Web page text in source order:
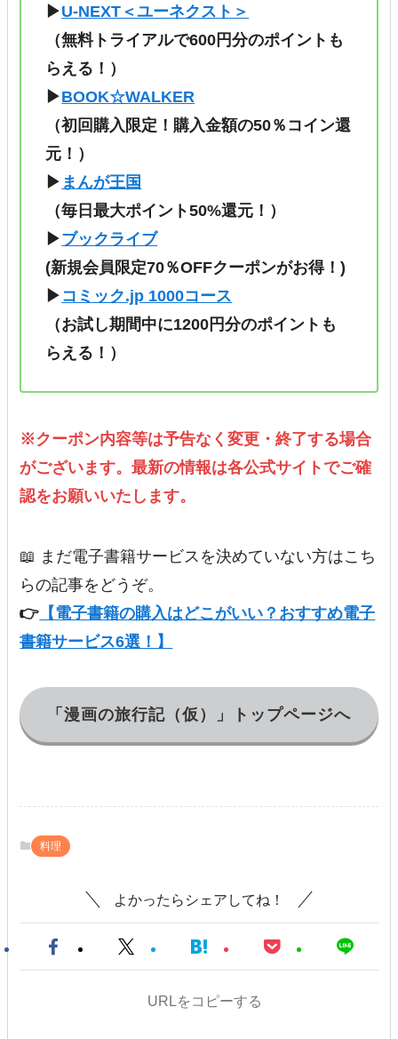
▶U-NEXT＜ユーネクスト＞
（無料トライアルで600円分のポイントも
らえる！）
▶BOOK☆WALKER
（初回購入限定！購入金額の50％コイン還
元！）
▶ まんが王国
（毎日最大ポイント50%還元！）
▶ブックライブ
(新規会員限定70％OFFクーポンがお得！)
▶ コミック.jp 1000コース
（お試し期間中に1200円分のポイントも
らえる！ ）
※クーポン内容等は予告なく変更・終了する場合
がございます。最新の情報は各公式サイトでご確
認をお願いいたします。
📖 まだ電子書籍サービスを決めていない方はこち
らの記事をどうぞ。
👉 【電子書籍の購入はどこがいい？おすすめ電子
書籍サービス6選！】
「漫画の旅行記（仮）」トップページへ
料理
よかったらシェアしてね！
URLをコピーする